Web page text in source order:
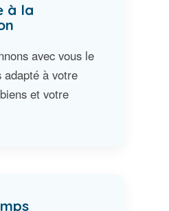
à la
avec vous le
à votre
et votre